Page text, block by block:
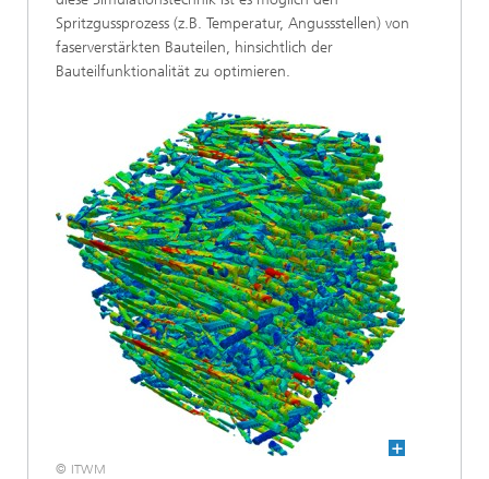
Spritzgussprozess (z.B. Temperatur, Angussstellen) von
faserverstärkten Bauteilen, hinsichtlich der
Bauteilfunktionalität zu optimieren.
© ITWM